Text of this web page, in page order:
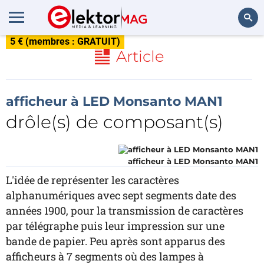
5 € (membres : GRATUIT)
Article
afficheur à LED Monsanto MAN1
drôle(s) de composant(s)
afficheur à LED Monsanto MAN1
L'idée de représenter les caractères
alphanumériques avec sept segments date des
années 1900, pour la transmission de caractères
par télégraphe puis leur impression sur une
bande de papier. Peu après sont apparus des
afficheurs à 7 segments où des lampes à